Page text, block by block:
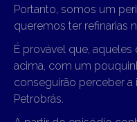
Portanto, somos um
queremos ter refinarias
É provável que,
acima, com um
conseguirão perceber a
Petrobrás.